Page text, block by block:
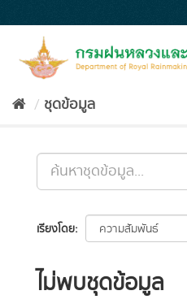
to
ชุดข้อมูล
เรียงโดย
ไม่พบชุดข้อมูล